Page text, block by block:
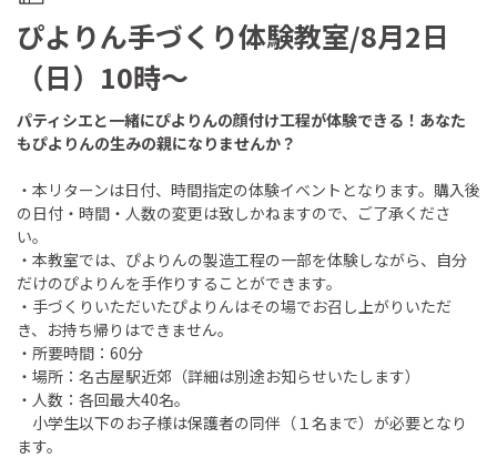
ぴよりん手づくり体験教室/8月2日
（日）10時～
パティシエと一緒にぴよりんの顔付け工程が体験できる！あなた
もぴよりんの生みの親になりませんか？
・本リターンは日付、時間指定の体験イベントとなります。購入後
の日付・時間・人数の変更は致しかねますので、ご了承くださ
い。
・本教室では、ぴよりんの製造工程の一部を体験しながら、自分
だけのぴよりんを手作りすることができます。
・手づくりいただいたぴよりんはその場でお召し上がりいただ
き、お持ち帰りはできません。
・所要時間：60分
・場所：名古屋駅近郊（詳細は別途お知らせいたします）
・人数：各回最大40名。
小学生以下のお子様は保護者の同伴（１名まで）が必要となり
ます。